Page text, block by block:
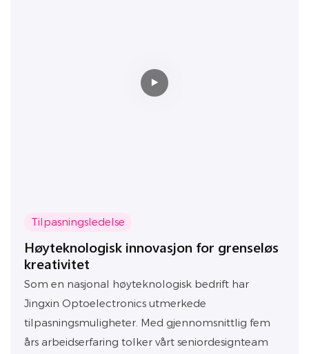
Tilpasningsledelse
Høyteknologisk innovasjon for grenseløs
kreativitet
Som en nasjonal høyteknologisk bedrift har
Jingxin Optoelectronics utmerkede
tilpasningsmuligheter. Med gjennomsnittlig fem
års arbeidserfaring tolker vårt seniordesignteam